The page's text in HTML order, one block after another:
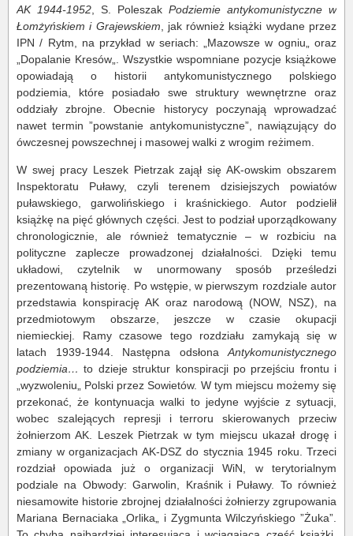
AK 1944-1952 , S. Poleszak Podziemie antykomunistyczne w
Łomżyńskiem i Grajewskiem , jak również książki wydane przez
IPN / Rytm, na przykład w seriach: „Mazowsze w ogniu„ oraz
„Dopalanie Kresów„. Wszystkie wspomniane pozycje książkowe
opowiadają o historii antykomunistycznego polskiego
podziemia, które posiadało swe struktury wewnętrzne oraz
oddziały zbrojne. Obecnie historycy poczynają wprowadzać
nawet termin ”powstanie antykomunistyczne”, nawiązujący do
ówczesnej powszechnej i masowej walki z wrogim reżimem.
W swej pracy Leszek Pietrzak zajął się AK-owskim obszarem
Inspektoratu Puławy, czyli terenem dzisiejszych powiatów
puławskiego, garwolińskiego i kraśnickiego. Autor podzielił
książkę na pięć głównych części. Jest to podział uporządkowany
chronologicznie, ale również tematycznie – w rozbiciu na
polityczne zaplecze prowadzonej działalności. Dzięki temu
układowi, czytelnik w unormowany sposób prześledzi
prezentowaną historię. Po wstępie, w pierwszym rozdziale autor
przedstawia konspirację AK oraz narodową (NOW, NSZ), na
przedmiotowym obszarze, jeszcze w czasie okupacji
niemieckiej. Ramy czasowe tego rozdziału zamykają się w
latach 1939-1944. Następna odsłona Antykomunistycznego
podziemia… to dzieje struktur konspiracji po przejściu frontu i
„wyzwoleniu„ Polski przez Sowietów. W tym miejscu możemy się
przekonać, że kontynuacja walki to jedyne wyjście z sytuacji,
wobec szalejących represji i terroru skierowanych przeciw
żołnierzom AK. Leszek Pietrzak w tym miejscu ukazał drogę i
zmiany w organizacjach AK-DSZ do stycznia 1945 roku. Trzeci
rozdział opowiada już o organizacji WiN, w terytorialnym
podziale na Obwody: Garwolin, Kraśnik i Puławy. To również
niesamowite historie zbrojnej działalności żołnierzy zgrupowania
Mariana Bernaciaka „Orlika„ i Zygmunta Wilczyńskiego ”Żuka”.